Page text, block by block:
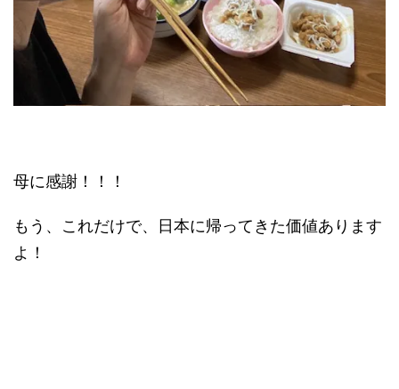
母に感謝！！！
もう、これだけで、日本に帰ってきた価値あります
よ！